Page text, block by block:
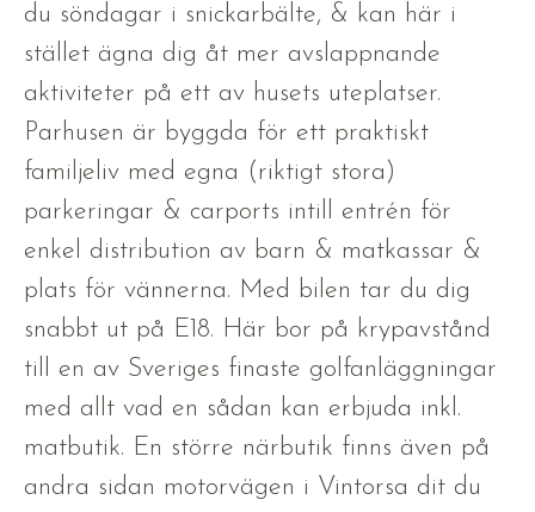
du söndagar i snickarbälte, & kan här i
stället ägna dig åt mer avslappnande
aktiviteter på ett av husets uteplatser.
Parhusen är byggda för ett praktiskt
familjeliv med egna (riktigt stora)
parkeringar & carports intill entrén för
enkel distribution av barn & matkassar &
plats för vännerna. Med bilen tar du dig
snabbt ut på E18. Här bor på krypavstånd
till en av Sveriges finaste golfanläggningar
med allt vad en sådan kan erbjuda inkl.
matbutik. En större närbutik finns även på
andra sidan motorvägen i Vintorsa dit du